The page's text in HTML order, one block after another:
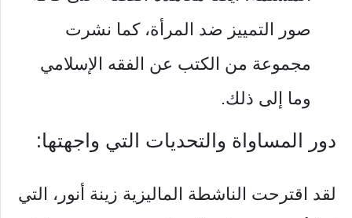
صور التمييز ضد المرأة، كما نشرت
مجموعة من الكتب عن الفقه الإسلامي
وما إلى ذلك.
دور المساواة والتحديات التي واجهتها:
لقد اقترحت الناشطة الماليزية زينة أنور، التي